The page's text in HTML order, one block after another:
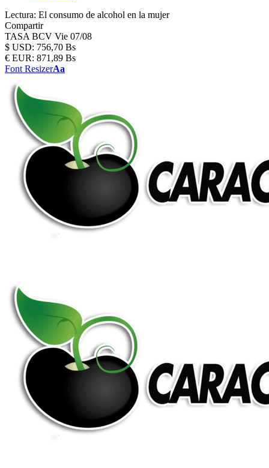
Lectura: El consumo de alcohol en la mujer
Compartir
TASA BCV Vie 07/08
$ USD: 756,70 Bs
€ EUR: 871,89 Bs
Font ResizerAa